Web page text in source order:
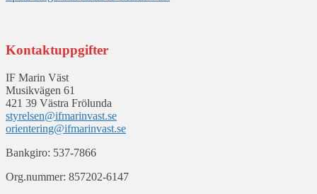
Kontaktuppgifter
IF Marin Väst
Musikvägen 61
421 39 Västra Frölunda
styrelsen@ifmarinvast.se
orientering@ifmarinvast.se
Bankgiro: 537-7866
Org.nummer: 857202-6147